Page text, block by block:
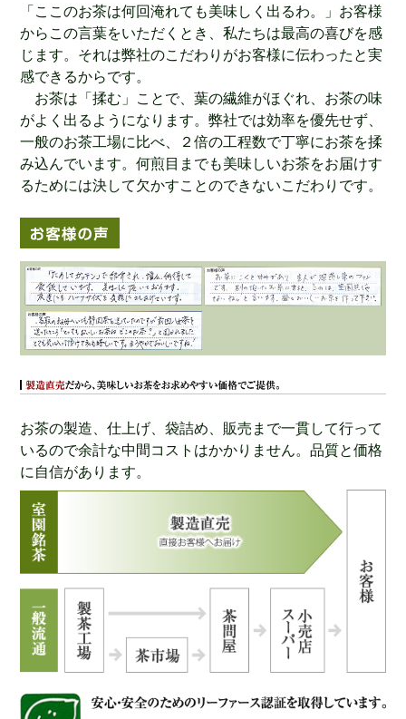
「ここのお茶は何回淹れても美味しく出るわ。」お客様
からこの言葉をいただくとき、私たちは最高の喜びを感
じます。それは弊社のこだわりがお客様に伝わったと実
感できるからです。
お茶は「揉む」ことで、葉の繊維がほぐれ、お茶の味
がよく出るようになります。弊社では効率を優先せず、
一般のお茶工場に比べ、２倍の工程数で丁寧にお茶を揉
み込んでいます。何煎目までも美味しいお茶をお届けす
るためには決して欠かすことのできないこだわりです。
お茶の製造、仕上げ、袋詰め、販売まで一貫して行って
いるので余計な中間コストはかかりません。品質と価格
に自信があります。